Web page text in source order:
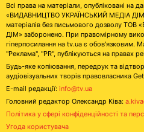
Всі права на матеріали, опубліковані на
«ВИДАВНИЦТВО УКРАЇНСЬКИЙ МЕДІА
матеріалів без письмового дозволу
ДІМ» заборонено. При правомірному
гіперпосилання на tv.ua є обов'язковим.
"Реклама", "PR", публікуються на правах
Будь-яке копіювання, передрук та
аудіовізуальних творів правовласника
E-mail редакції: info@tv.ua
Головний редактор Олександр Ківа:
Політика у сфері конфіденційності та
Угода користувача